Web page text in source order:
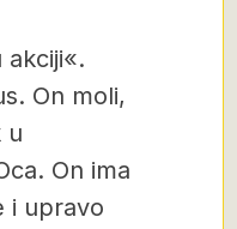
On moli,
u
On ima
i upravo